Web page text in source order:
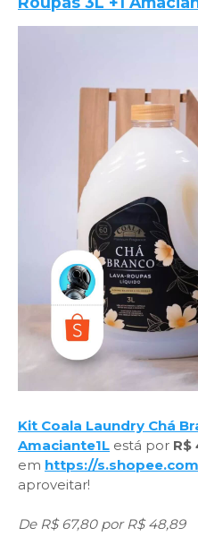
Kit Coala Laundry Chá
Amaciante1L está por R$
em https://
aproveitar!
De R$ 67,80 por R$ 48,89